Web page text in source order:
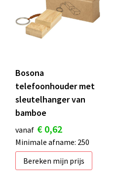
Bosona
telefoonhouder met
sleutelhanger van
bamboe
vanaf € 0,62
Minimale afname: 250
Bereken mijn prijs